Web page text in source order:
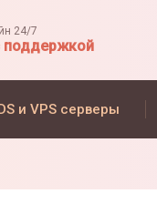
24/7
поддержкой
и VPS серверы